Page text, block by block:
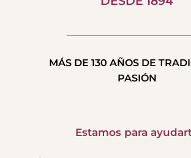
MÁS DE 130 AÑOS DE
PASIÓN
Estamos para